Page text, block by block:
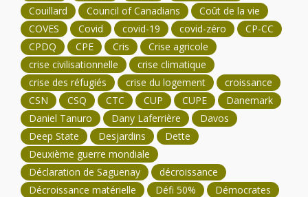
Couillard
Council of Canadians
Coût de la vie
COVES
Covid covid-19 covid-zéro
CP-CC
CPDQ
CPE Cris
Crise agricole
crise civilisationnelle
crise climatique
crise des réfugiés
crise du logement
croissance
CSN
CSQ CTC CUP CUPE
Danemark
Daniel Tanuro
Dany Laferrière
Davos
Deep State
Desjardins
Dette
Deuxième guerre mondiale
Déclaration de Saguenay
décroissance
Décroissance matérielle
Défi 50%
Démocrates